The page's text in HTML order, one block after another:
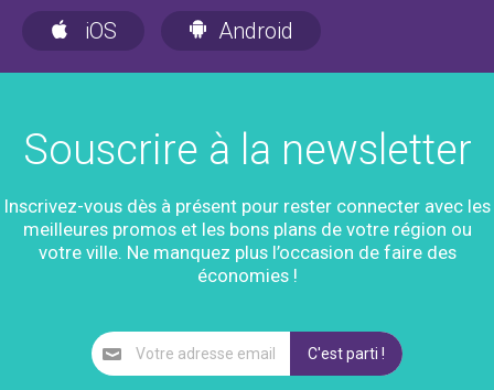
iOS Android
Souscrire à la newsletter
Inscrivez-vous dès à présent pour rester connecter avec les
meilleures promos et les bons plans de votre région ou
votre ville. Ne manquez plus l’occasion de faire des
économies !